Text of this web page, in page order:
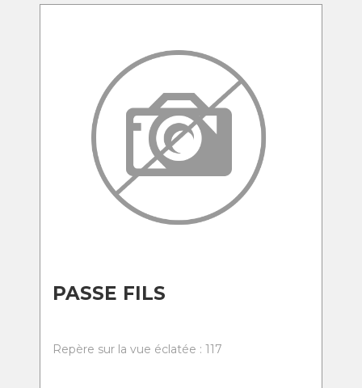
PASSE FILS
Repère sur la vue éclatée : 117